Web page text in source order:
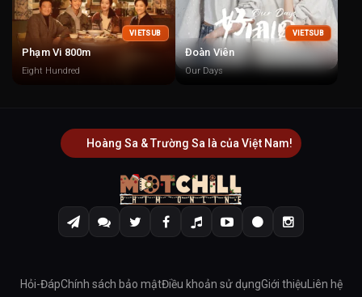
VIETSUB
Phạm Vi 800m
Eight Hundred
VIETSUB
Đoàn Viên
Our Days
Hoàng Sa & Trường Sa là của Việt Nam!
Hỏi-ĐápChính sách bảo mậtĐiều khoản sử dụngGiới thiệuLiên hệ